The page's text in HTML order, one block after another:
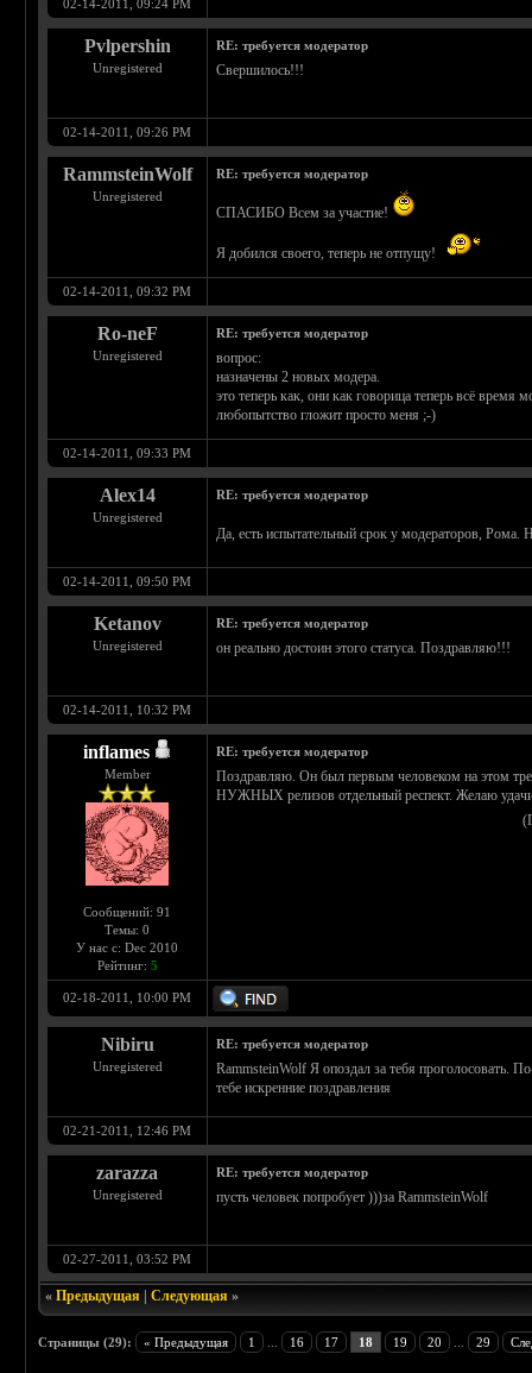
02-14-2011, 09:24 PM
Pvlpershin
Unregistered
RE: требуется модератор
Свершилось!!!
02-14-2011, 09:26 PM
RammsteinWolf
Unregistered
RE: требуется модератор
СПАСИБО Всем за участие!
Я добился своего, теперь не отпущу!
02-14-2011, 09:32 PM
Ro-neF
Unregistered
RE: требуется модератор
вопрос:
назначены 2 новых модера.
это теперь как, они как говорица теперь всё время
любопытство гложит просто меня ;-)
02-14-2011, 09:33 PM
Alex14
Unregistered
RE: требуется модератор
Да, есть испытательный срок у модераторов,
02-14-2011, 09:50 PM
Ketanov
Unregistered
RE: требуется модератор
он реально достоин этого статуса. Поздравляю!!!
02-14-2011, 10:32 PM
inflames
Member
Сообщений: 91
Темы: 0
У нас с: Dec 2010
Рейтинг: 5
RE: требуется модератор
Поздравляю. Он был первым человеком на этом
НУЖНЫХ релизов отдельный респект. Желаю
02-18-2011, 10:00 PM
Nibiru
Unregistered
RE: требуется модератор
RammsteinWolf Я опоздал за тебя проголосовать.
тебе искренние поздравления
02-21-2011, 12:46 PM
zarazza
Unregistered
RE: требуется модератор
пусть человек попробует )))за RammsteinWolf
02-27-2011, 03:52 PM
«Предыдущая |Следующая »
Страницы (29): « Предыдущая 1 16 17 18 19 20 29